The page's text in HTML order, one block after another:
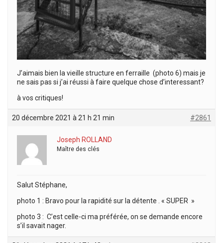
J’aimais bien la vieille structure en ferraille (photo 6) mais je
ne sais pas si j’ai réussi à faire quelque chose d’interessant?
à vos critiques!
20 décembre 2021 à 21 h 21 min #2861
Joseph ROLLAND
Maître des clés
Salut Stéphane,
photo 1 : Bravo pour la rapidité sur la détente . « SUPER »
photo 3 : C’est celle-ci ma préférée, on se demande encore
s’il savait nager.